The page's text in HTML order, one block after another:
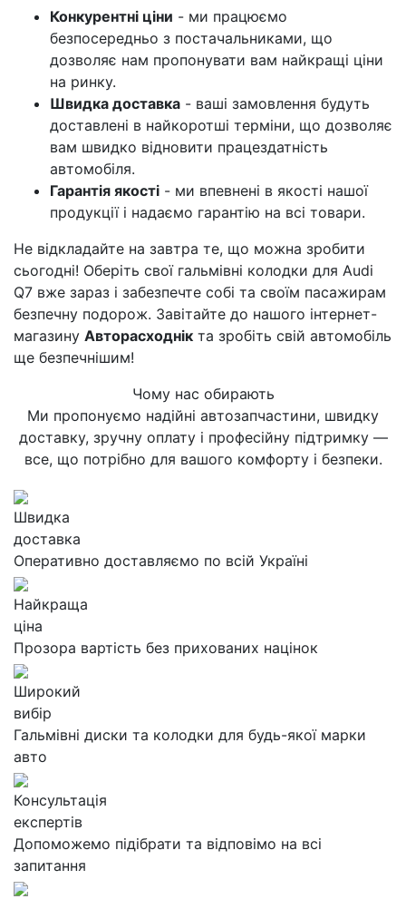
Конкурентні ціни - ми працюємо
безпосередньо з постачальниками, що
дозволяє нам пропонувати вам найкращі ціни
на ринку.
Швидка доставка - ваші замовлення будуть
доставлені в найкоротші терміни, що дозволяє
вам швидко відновити працездатність
автомобіля.
Гарантія якості - ми впевнені в якості нашої
продукції і надаємо гарантію на всі товари.
Не відкладайте на завтра те, що можна зробити
сьогодні! Оберіть свої гальмівні колодки для Audi
Q7 вже зараз і забезпечте собі та своїм пасажирам
безпечну подорож. Завітайте до нашого інтернет-
магазину Авторасходнік та зробіть свій автомобіль
ще безпечнішим!
Чому нас обирають
Ми пропонуємо надійні автозапчастини, швидку
доставку, зручну оплату і професійну підтримку —
все, що потрібно для вашого комфорту і безпеки.
Швидка
доставка
Оперативно доставляємо по всій Україні
Найкраща
ціна
Прозора вартість без прихованих націнок
Широкий
вибір
Гальмівні диски та колодки для будь-якої марки
авто
Консультація
експертів
Допоможемо підібрати та відповімо на всі
запитання